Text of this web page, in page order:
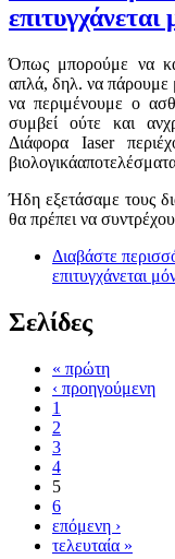
Όπως μπορούμε να
απλά, δηλ. να πάρουμε
να περιμένουμε ο
συμβεί ούτε και
Διάφορα Ιaser
Ήδη εξετάσαμε τους
θα πρέπει να
Διαβάστε
επιτυγχάνεται
Σελίδες
« πρώτη
‹ προηγούμενη
1
2
3
4
5
6
επόμενη ›
τελευταία »